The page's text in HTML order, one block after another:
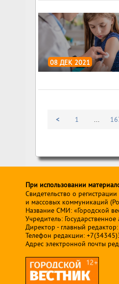
08 ДЕК 2021
< 1 ...
При использовании
Свидетельство о
и массовых коммуникаций
Название СМИ: «Городской
Учредитель:
Директор - главный
Телефон редакции:
Адрес электронной почты